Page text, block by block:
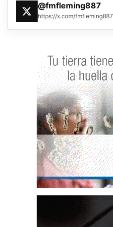
@fmfleming887
https://x.com/fmfleming887